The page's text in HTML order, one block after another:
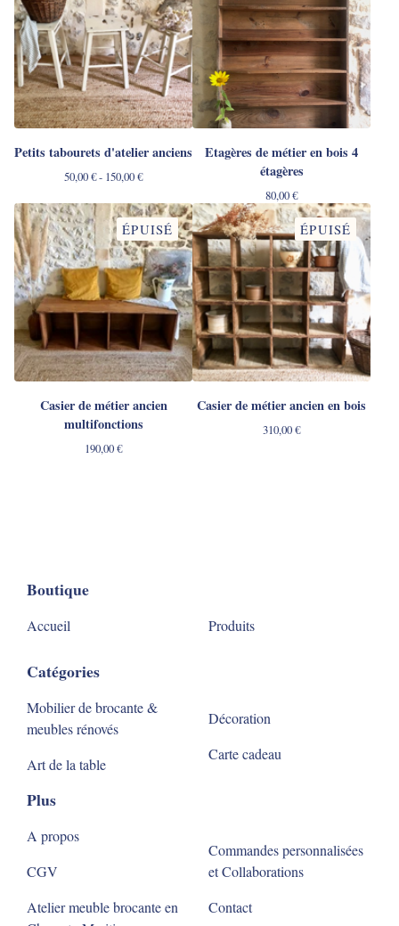
Petits tabourets d'atelier anciens
50,00€- 150,00€
Etagères de métier en bois 4
étagères
80,00€
ÉPUISÉ
Casier de métier ancien
multifonctions
190,00€
ÉPUISÉ
Casier de métier ancien en bois
310,00€
Boutique
Accueil Produits
Catégories
Mobilier de brocante &
meubles rénovés
Art de la table
Décoration
Carte cadeau
Plus
A propos
CGV
Atelier meuble brocante en
Commandes personnalisées
et Collaborations
Contact